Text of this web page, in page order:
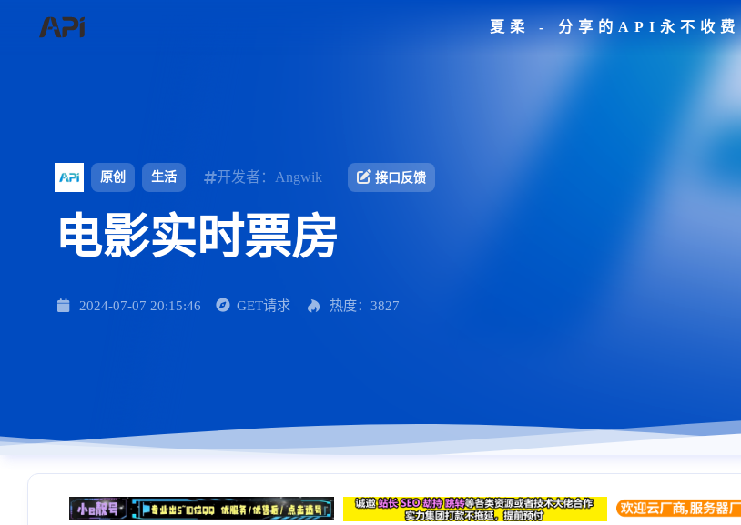
夏柔 - 分享的API永不收费
原创 生活 开发者：Angwik 接口反馈
电影实时票房
2024-07-07 20:15:46 GET请求 热度：3827